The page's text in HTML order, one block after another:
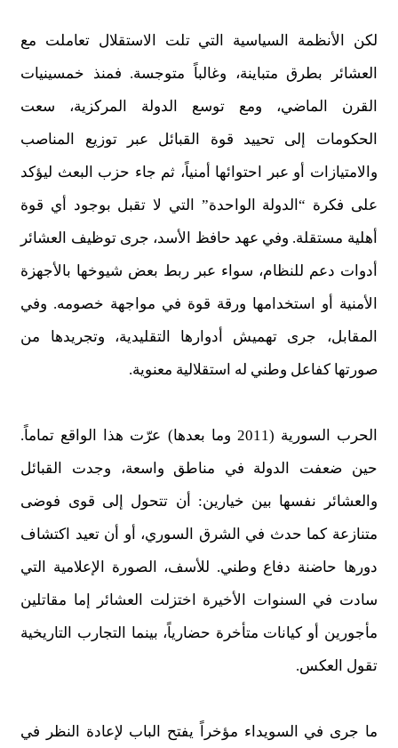
لكن الأنظمة السياسية التي تلت الاستقلال تعاملت مع
العشائر بطرق متباينة، وغالباً متوجسة. فمنذ خمسينيات
القرن الماضي، ومع توسع الدولة المركزية، سعت
الحكومات إلى تحييد قوة القبائل عبر توزيع المناصب
والامتيازات أو عبر احتوائها أمنياً، ثم جاء حزب البعث ليؤكد
على فكرة “الدولة الواحدة” التي لا تقبل بوجود أي قوة
أهلية مستقلة. وفي عهد حافظ الأسد، جرى توظيف العشائر
أدوات دعم للنظام، سواء عبر ربط بعض شيوخها بالأجهزة
الأمنية أو استخدامها ورقة قوة في مواجهة خصومه. وفي
المقابل، جرى تهميش أدوارها التقليدية، وتجريدها من
صورتها كفاعل وطني له استقلالية معنوية.
الحرب السورية (2011 وما بعدها) عرّت هذا الواقع تماماً.
حين ضعفت الدولة في مناطق واسعة، وجدت القبائل
والعشائر نفسها بين خيارين: أن تتحول إلى قوى فوضى
متنازعة كما حدث في الشرق السوري، أو أن تعيد اكتشاف
دورها حاضنة دفاع وطني. للأسف، الصورة الإعلامية التي
سادت في السنوات الأخيرة اختزلت العشائر إما مقاتلين
مأجورين أو كيانات متأخرة حضارياً، بينما التجارب التاريخية
تقول العكس.
ما جرى في السويداء مؤخراً يفتح الباب لإعادة النظر في